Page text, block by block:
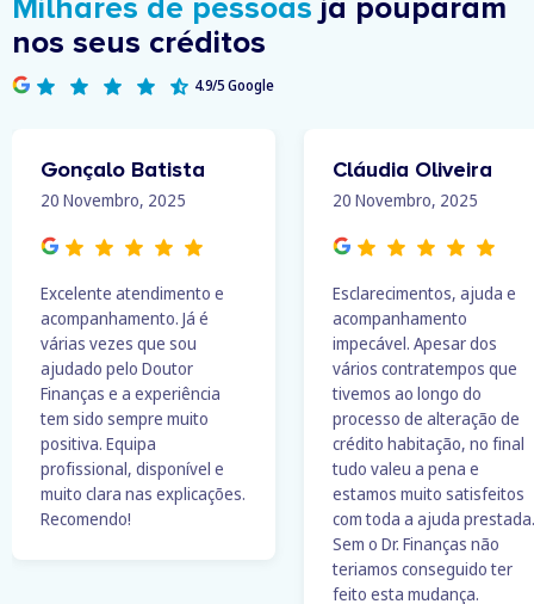
Milhares de pessoas já pouparam
nos seus créditos
4.9/5 Google
Gonçalo Batista
20 Novembro, 2025
Excelente atendimento e
acompanhamento. Já é
várias vezes que sou
ajudado pelo Doutor
Finanças e a experiência
tem sido sempre muito
positiva. Equipa
profissional, disponível e
muito clara nas explicações.
Recomendo!
Cláudia Oliveira
20 Novembro, 2025
Esclarecimentos, ajuda e
acompanhamento
impecável. Apesar dos
vários contratempos que
tivemos ao longo do
processo de alteração de
crédito habitação, no final
tudo valeu a pena e
estamos muito satisfeitos
com toda a ajuda prestada.
Sem o Dr. Finanças não
teriamos conseguido ter
feito esta mudança.